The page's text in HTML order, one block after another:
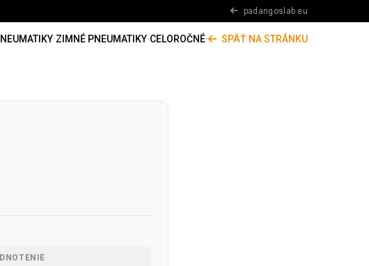
padangoslab.eu
·ZIMNÉ PNEUMATIKY·CELOROČNÉ· SPÄŤ NA STRÁNKU